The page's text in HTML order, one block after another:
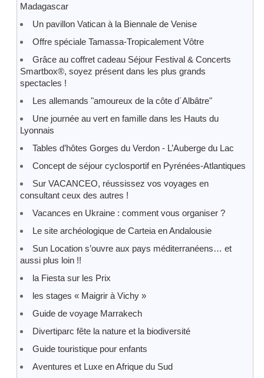
Madagascar
Un pavillon Vatican à la Biennale de Venise
Offre spéciale Tamassa-Tropicalement Vôtre
Grâce au coffret cadeau Séjour Festival & Concerts
Smartbox®, soyez présent dans les plus grands
spectacles !
Les allemands "amoureux de la côte d´Albâtre"
Une journée au vert en famille dans les Hauts du
Lyonnais
Tables d’hôtes Gorges du Verdon - L’Auberge du Lac
Concept de séjour cyclosportif en Pyrénées-Atlantiques
Sur VACANCEO, réussissez vos voyages en
consultant ceux des autres !
Vacances en Ukraine : comment vous organiser ?
Le site archéologique de Carteia en Andalousie
Sun Location s’ouvre aux pays méditerranéens… et
aussi plus loin !!
la Fiesta sur les Prix
les stages « Maigrir à Vichy »
Guide de voyage Marrakech
Divertiparc fête la nature et la biodiversité
Guide touristique pour enfants
Aventures et Luxe en Afrique du Sud